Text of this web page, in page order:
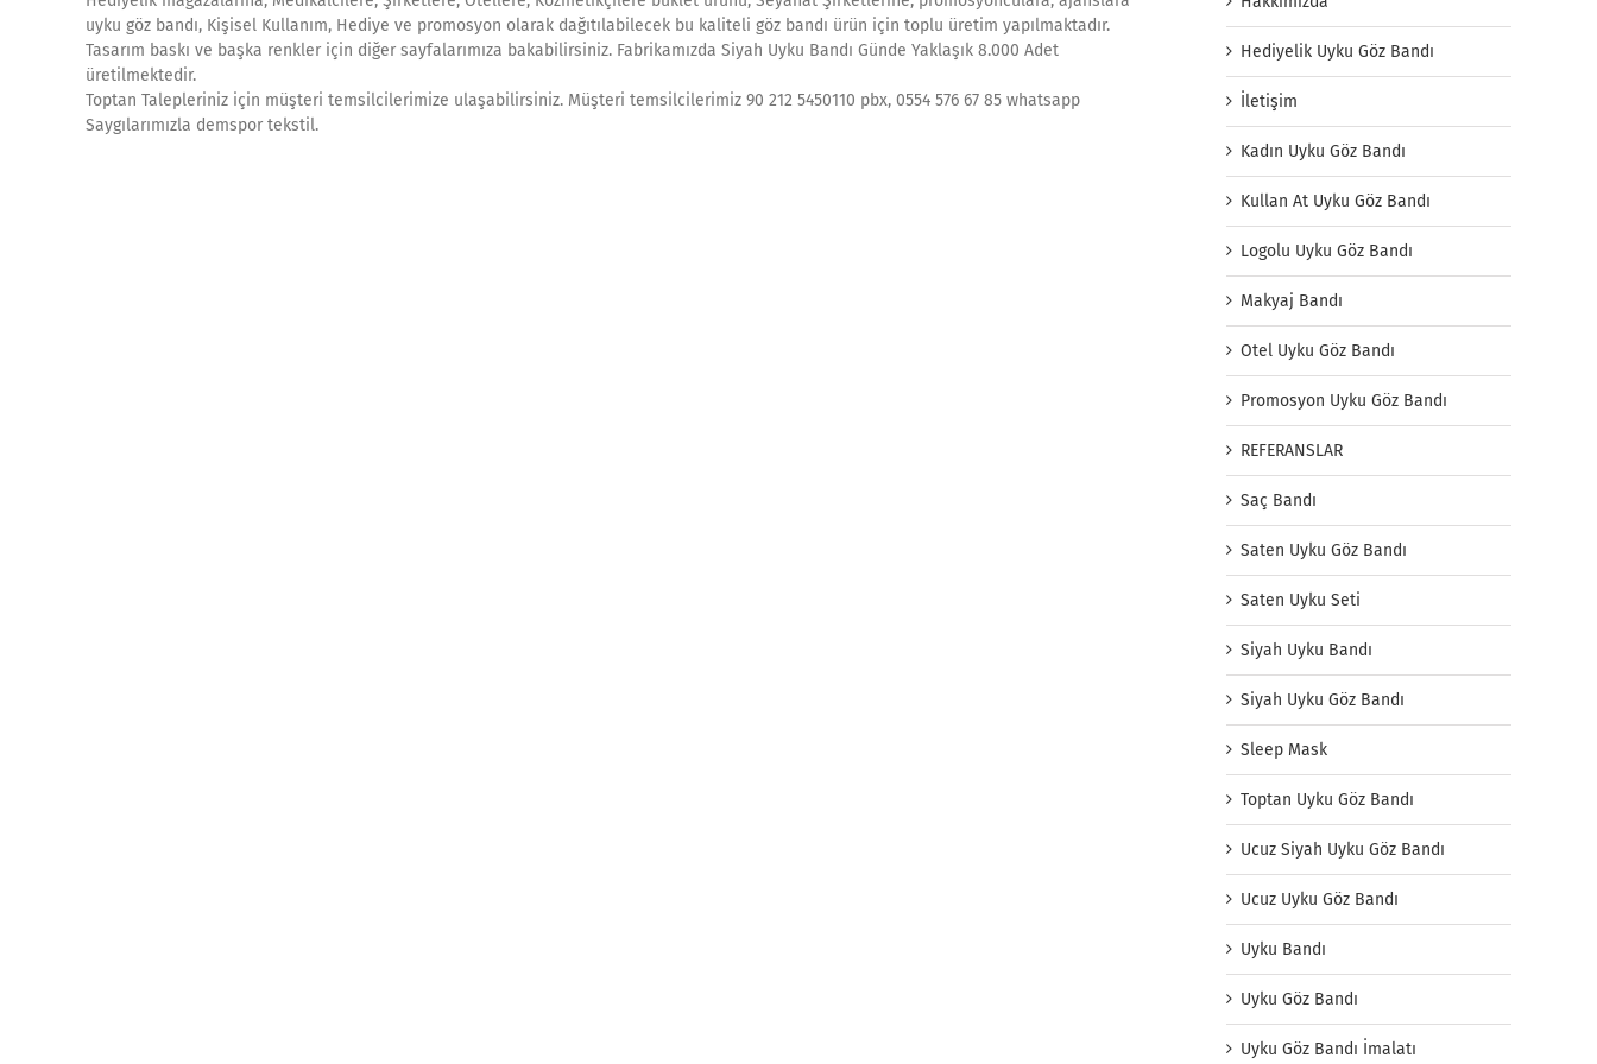
uyku göz bandı, Kişisel Kullanım, Hediye ve promosyon olarak dağıtılabilecek bu kaliteli göz bandı ürün için toplu üretim yapılmaktadır.
Tasarım baskı ve başka renkler için diğer sayfalarımıza bakabilirsiniz. Fabrikamızda Siyah Uyku Bandı Günde Yaklaşık 8.000 Adet
üretilmektedir.
Toptan Talepleriniz için müşteri temsilcilerimize ulaşabilirsiniz. Müşteri temsilcilerimiz 90 212 5450110 pbx, 0554 576 67 85 whatsapp
Saygılarımızla demspor tekstil.
Hediyelik Uyku Göz Bandı
İletişim
Kadın Uyku Göz Bandı
Kullan At Uyku Göz Bandı
Logolu Uyku Göz Bandı
Makyaj Bandı
Otel Uyku Göz Bandı
Promosyon Uyku Göz Bandı
REFERANSLAR
Saç Bandı
Saten Uyku Göz Bandı
Saten Uyku Seti
Siyah Uyku Bandı
Siyah Uyku Göz Bandı
Sleep Mask
Toptan Uyku Göz Bandı
Ucuz Siyah Uyku Göz Bandı
Ucuz Uyku Göz Bandı
Uyku Bandı
Uyku Göz Bandı
Uyku Göz Bandı İmalatı